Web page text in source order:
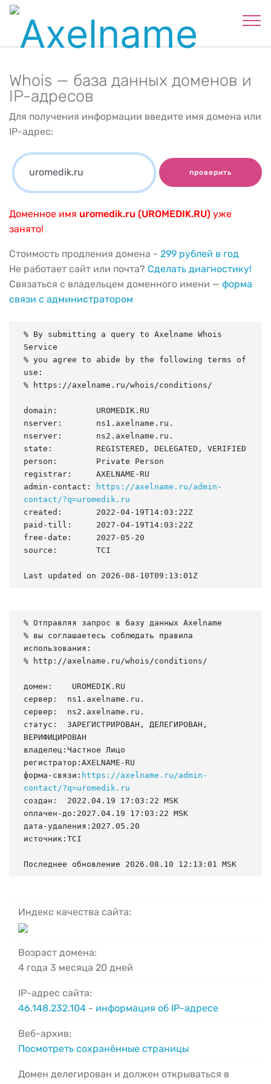
Whois — база данных доменов и
IP-адресов
Для получения информации введите имя домена или
IP-адрес:
проверить
Доменное имя uromedik.ru (UROMEDIK.RU) уже
занято!
Стоимость продления домена - 299 рублей в год
Не работает сайт или почта? Сделать диагностику!
Связаться с владельцем доменного имени — форма
связи с администратором
% By submitting a query to Axelname Whois
Service
% you agree to abide by the following terms of
use:
% https://axelname.ru/whois/conditions/
domain:        UROMEDIK.RU
nserver:       ns1.axelname.ru.
nserver:       ns2.axelname.ru.
state:         REGISTERED, DELEGATED, VERIFIED
person:        Private Person
registrar:     AXELNAME-RU
admin-contact:
https://axelname.ru/admin-
contact/?q=uromedik.ru
created:       2022-04-19T14:03:22Z
paid-till:     2027-04-19T14:03:22Z
free-date:     2027-05-20
source:        TCI
Last updated on 2026-08-10T09:13:01Z
% Отправляя запрос в базу данных Axelname
% вы соглашаетесь соблюдать правила
использования:
% http://axelname.ru/whois/conditions/
домен:    UROMEDIK.RU
сервер:  ns1.axelname.ru.
сервер:  ns2.axelname.ru.
статус:  ЗАРЕГИСТРИРОВАН, ДЕЛЕГИРОВАН,
ВЕРИФИЦИРОВАН
владелец:Частное Лицо
регистратор:AXELNAME-RU
форма-связи: https://axelname.ru/admin-
contact/?q=uromedik.ru
создан:  2022.04.19 17:03:22 MSK
оплачен-до:2027.04.19 17:03:22 MSK
дата-удаления:2027.05.20
источник:TCI
Последнее обновление 2026.08.10 12:13:01 MSK
Индекс качества сайта:
Возраст домена:
4 года 3 месяца 20 дней
IP-адрес сайта:
46.148.232.104 - информация об IP-адресе
Веб-архив:
Посмотреть сохранённые страницы
Домен делегирован и должен открываться в